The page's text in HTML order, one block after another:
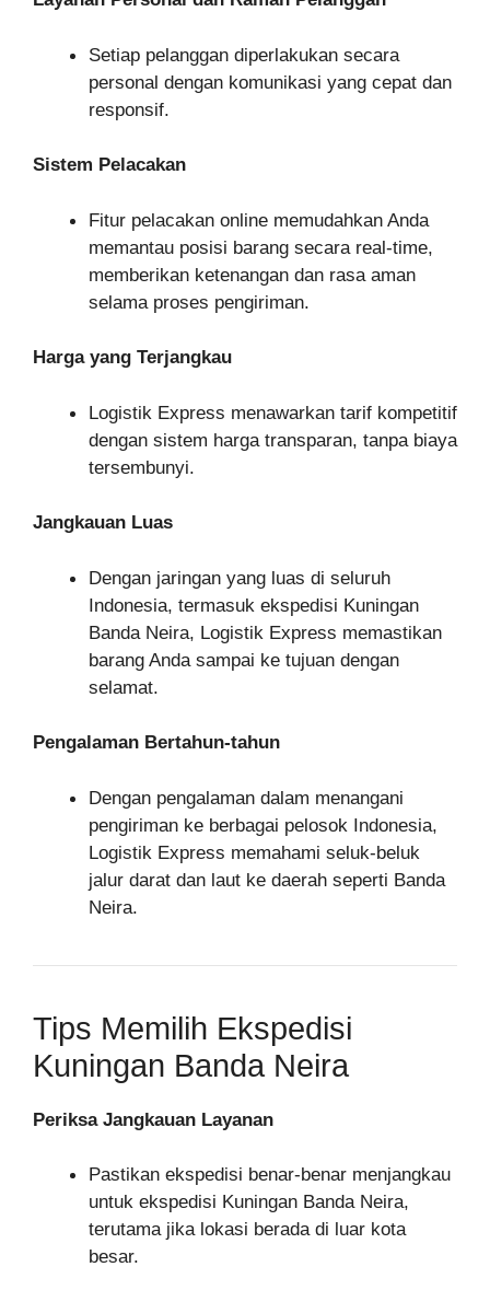
Setiap pelanggan diperlakukan secara
personal dengan komunikasi yang cepat dan
responsif.
Sistem Pelacakan
Fitur pelacakan online memudahkan Anda
memantau posisi barang secara real-time,
memberikan ketenangan dan rasa aman
selama proses pengiriman.
Harga yang Terjangkau
Logistik Express menawarkan tarif kompetitif
dengan sistem harga transparan, tanpa biaya
tersembunyi.
Jangkauan Luas
Dengan jaringan yang luas di seluruh
Indonesia, termasuk ekspedisi Kuningan
Banda Neira, Logistik Express memastikan
barang Anda sampai ke tujuan dengan
selamat.
Pengalaman Bertahun-tahun
Dengan pengalaman dalam menangani
pengiriman ke berbagai pelosok Indonesia,
Logistik Express memahami seluk-beluk
jalur darat dan laut ke daerah seperti Banda
Neira.
Tips Memilih Ekspedisi
Kuningan Banda Neira
Periksa Jangkauan Layanan
Pastikan ekspedisi benar-benar menjangkau
untuk ekspedisi Kuningan Banda Neira,
terutama jika lokasi berada di luar kota
besar.